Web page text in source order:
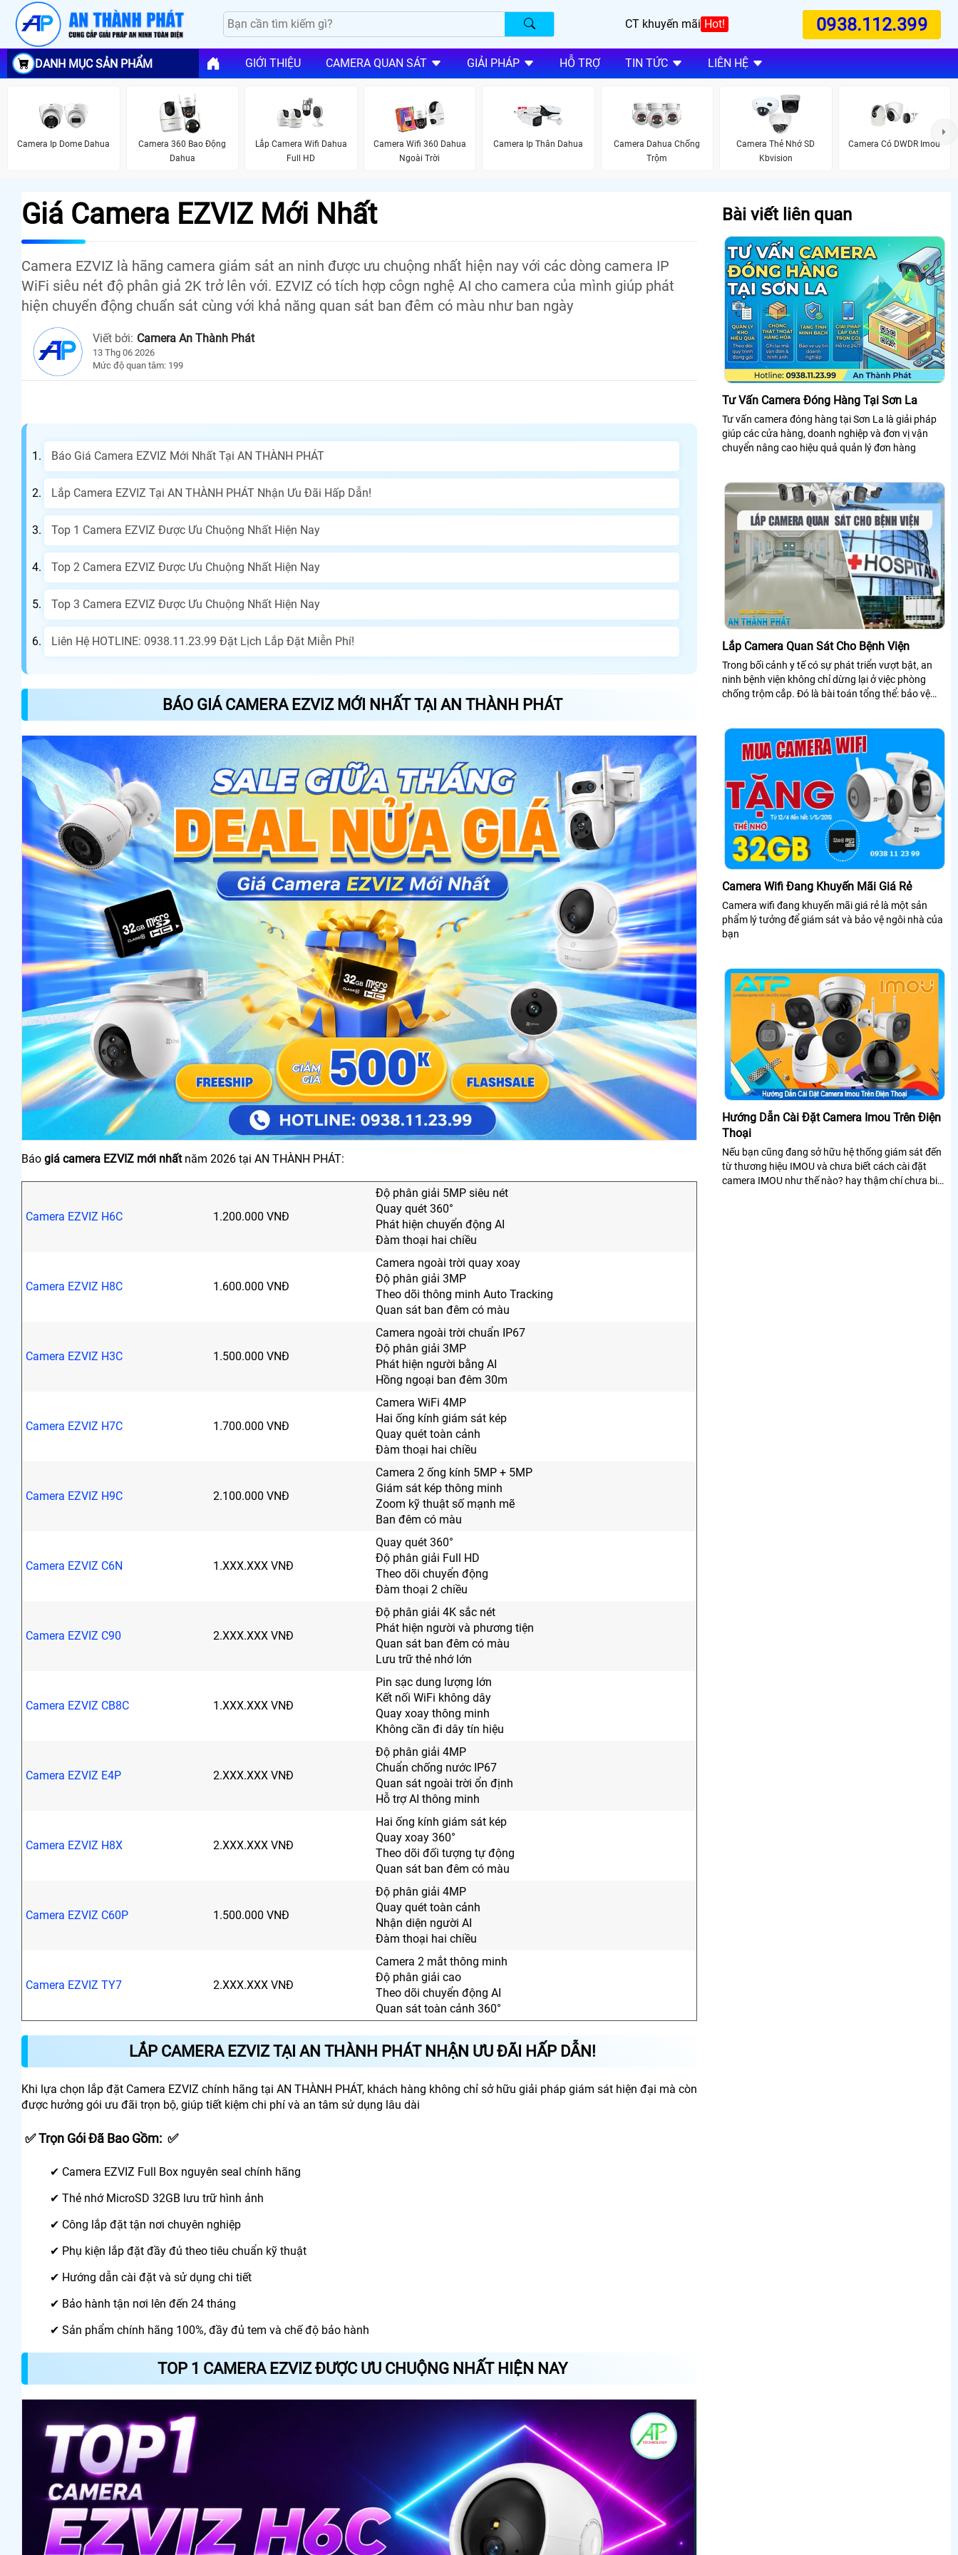
CT khuyến mãi Hot! 0938.112.399
DANH MỤC SẢN PHẨM GIỚI THIỆU CAMERA QUAN SÁT GIẢI PHÁP HỖ TRỢ TIN TỨC LIÊN HỆ
Camera Ip Dome Dahua
Camera 360 Bao Động
Dahua
Lắp Camera Wifi Dahua
Full HD
Camera Wifi 360 Dahua
Ngoài Trời
Camera Ip Thân Dahua
Camera Dahua Chống
Trộm
Camera Thẻ Nhớ SD
Kbvision
Camera Có DWDR Imou
Giá Camera EZVIZ Mới Nhất
Camera EZVIZ là hãng camera giám sát an ninh được ưu chuộng nhất hiện nay với các dòng camera IP
WiFi siêu nét độ phân giả 2K trở lên với. EZVIZ có tích hợp côgn nghệ AI cho camera của mình giúp phát
hiện chuyển động chuẩn sát cùng với khả năng quan sát ban đêm có màu như ban ngày
Viết bởi: Camera An Thành Phát
13 Thg 06 2026
Mức độ quan tâm: 199
Báo Giá Camera EZVIZ Mới Nhất Tại AN THÀNH PHÁT
Lắp Camera EZVIZ Tại AN THÀNH PHÁT Nhận Ưu Đãi Hấp Dẫn!
Top 1 Camera EZVIZ Được Ưu Chuộng Nhất Hiện Nay
Top 2 Camera EZVIZ Được Ưu Chuộng Nhất Hiện Nay
Top 3 Camera EZVIZ Được Ưu Chuộng Nhất Hiện Nay
Liên Hệ HOTLINE: 0938.11.23.99 Đặt Lịch Lắp Đặt Miễn Phí!
BÁO GIÁ CAMERA EZVIZ MỚI NHẤT TẠI AN THÀNH PHÁT
Báo giá camera EZVIZ mới nhấtnăm 2026 tại AN THÀNH PHÁT:
Camera EZVIZ H6C 1.200.000 VNĐ
Độ phân giải 5MP siêu nét
Quay quét 360°
Phát hiện chuyển động AI
Đàm thoại hai chiều
Camera EZVIZ H8C 1.600.000 VNĐ
Camera ngoài trời quay xoay
Độ phân giải 3MP
Theo dõi thông minh Auto Tracking
Quan sát ban đêm có màu
Camera EZVIZ H3C 1.500.000 VNĐ
Camera ngoài trời chuẩn IP67
Độ phân giải 3MP
Phát hiện người bằng AI
Hồng ngoại ban đêm 30m
Camera EZVIZ H7C 1.700.000 VNĐ
Camera WiFi 4MP
Hai ống kính giám sát kép
Quay quét toàn cảnh
Đàm thoại hai chiều
Camera EZVIZ H9C 2.100.000 VNĐ
Camera 2 ống kính 5MP + 5MP
Giám sát kép thông minh
Zoom kỹ thuật số mạnh mẽ
Ban đêm có màu
Camera EZVIZ C6N 1.XXX.XXX VNĐ
Quay quét 360°
Độ phân giải Full HD
Theo dõi chuyển động
Đàm thoại 2 chiều
Camera EZVIZ C90 2.XXX.XXX VNĐ
Độ phân giải 4K sắc nét
Phát hiện người và phương tiện
Quan sát ban đêm có màu
Lưu trữ thẻ nhớ lớn
Camera EZVIZ CB8C 1.XXX.XXX VNĐ
Pin sạc dung lượng lớn
Kết nối WiFi không dây
Quay xoay thông minh
Không cần đi dây tín hiệu
Camera EZVIZ E4P 2.XXX.XXX VNĐ
Độ phân giải 4MP
Chuẩn chống nước IP67
Quan sát ngoài trời ổn định
Hỗ trợ AI thông minh
Camera EZVIZ H8X 2.XXX.XXX VNĐ
Hai ống kính giám sát kép
Quay xoay 360°
Theo dõi đối tượng tự động
Quan sát ban đêm có màu
Camera EZVIZ C60P 1.500.000 VNĐ
Độ phân giải 4MP
Quay quét toàn cảnh
Nhận diện người AI
Đàm thoại hai chiều
Camera EZVIZ TY7 2.XXX.XXX VNĐ
Camera 2 mắt thông minh
Độ phân giải cao
Theo dõi chuyển động AI
Quan sát toàn cảnh 360°
LẮP CAMERA EZVIZ TẠI AN THÀNH PHÁT NHẬN ƯU ĐÃI HẤP DẪN!
Khi lựa chọn lắp đặt Camera EZVIZ chính hãng tại AN THÀNH PHÁT, khách hàng không chỉ sở hữu giải pháp giám sát hiện đại mà còn
được hưởng gói ưu đãi trọn bộ, giúp tiết kiệm chi phí và an tâm sử dụng lâu dài
✅ Trọn Gói Đã Bao Gồm: ✅
✔ Camera EZVIZ Full Box nguyên seal chính hãng
✔ Thẻ nhớ MicroSD 32GB lưu trữ hình ảnh
✔ Công lắp đặt tận nơi chuyên nghiệp
✔ Phụ kiện lắp đặt đầy đủ theo tiêu chuẩn kỹ thuật
✔ Hướng dẫn cài đặt và sử dụng chi tiết
✔ Bảo hành tận nơi lên đến 24 tháng
✔ Sản phẩm chính hãng 100%, đầy đủ tem và chế độ bảo hành
TOP 1 CAMERA EZVIZ ĐƯỢC ƯU CHUỘNG NHẤT HIỆN NAY
Bài viết liên quan
Tư Vấn Camera Đóng Hàng Tại Sơn La
Tư vấn camera đóng hàng tại Sơn La là giải pháp
giúp các cửa hàng, doanh nghiệp và đơn vị vận
chuyển nâng cao hiệu quả quản lý đơn hàng
Lắp Camera Quan Sát Cho Bệnh Viện
Trong bối cảnh y tế có sự phát triển vượt bật, an
ninh bệnh viện không chỉ dừng lại ở việc phòng
chống trộm cắp. Đó là bài toán tổng thể: bảo vệ
Camera Wifi Đang Khuyến Mãi Giá Rẻ
Camera wifi đang khuyến mãi giá rẻ là một sản
phẩm lý tưởng để giám sát và bảo vệ ngôi nhà của
bạn
Hướng Dẫn Cài Đặt Camera Imou Trên Điện
Thoại
Nếu bạn cũng đang sở hữu hệ thống giám sát đến
từ thương hiệu IMOU và chưa biết cách cài đặt
camera IMOU như thế nào? hay thậm chí chưa biết